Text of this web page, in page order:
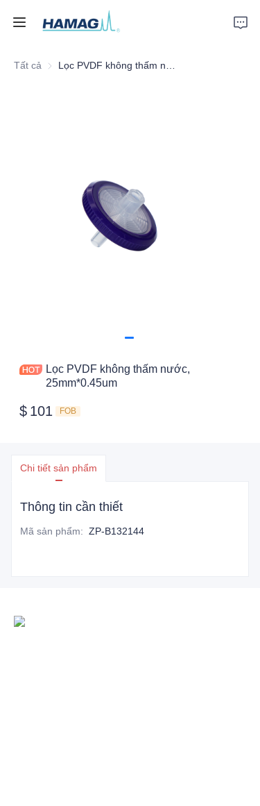
Tất cả
Lọc PVDF không thấm nước,
25mm*0.45um
$ 101 FOB
Chi tiết sản phẩm
Thông tin cần thiết
Mã sản phẩm: ZP-B132144
Trang chủ